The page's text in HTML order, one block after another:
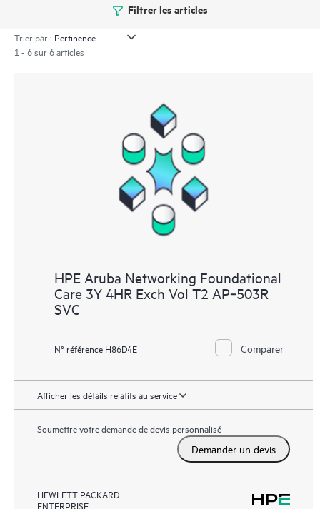
Filtrer les articles
Trier par :
1 - 6 sur 6 articles
HPE Aruba Networking Foundational
Care 3Y 4HR Exch Vol T2 AP‑503R
SVC
N° référence H86D4E Comparer
Afficher les détails relatifs au service
Soumettre votre demande de devis personnalisé
Demander un devis
HEWLETT PACKARD
ENTERPRISE